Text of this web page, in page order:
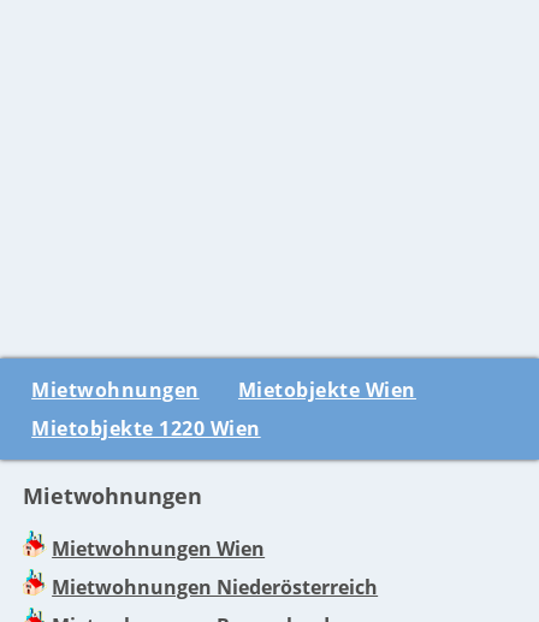
Mietwohnungen
Mietobjekte Wien
Mietobjekte 1220 Wien
Mietwohnungen
Mietwohnungen Wien
Mietwohnungen Niederösterreich